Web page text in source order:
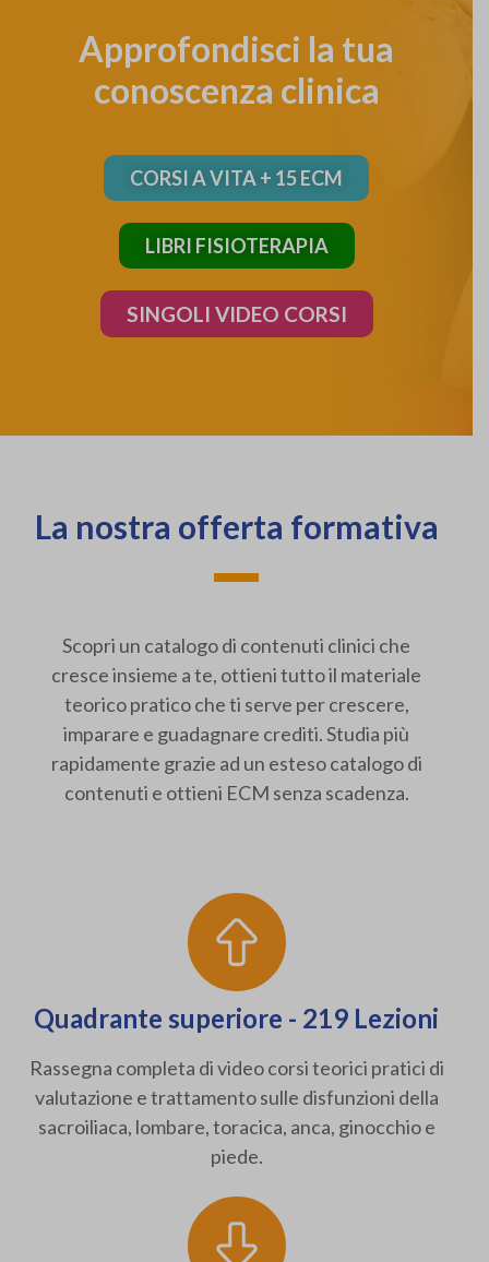
Approfondisci la tua
conoscenza clinica​
CORSI A VITA + 15 ECM
LIBRI FISIOTERAPIA
SINGOLI VIDEO CORSI
La nostra offerta formativa
Scopri un catalogo di contenuti clinici che
cresce insieme a te, ottieni tutto il materiale
teorico pratico che ti serve per crescere,
imparare e guadagnare crediti. Studia più
rapidamente grazie ad un esteso catalogo di
contenuti e ottieni ECM senza scadenza.
Quadrante superiore - 219 Lezioni
Rassegna completa di video corsi teorici pratici di
valutazione e trattamento sulle disfunzioni della
sacroiliaca, lombare, toracica, anca, ginocchio e
piede.